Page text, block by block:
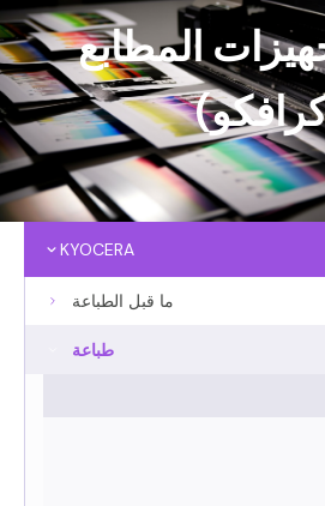
المطابع
KYOCERA
ما قبل الطباعة
طباعة